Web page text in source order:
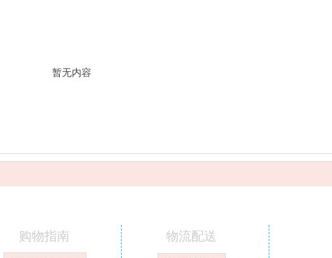
暂无内容
购物指南 物流配送